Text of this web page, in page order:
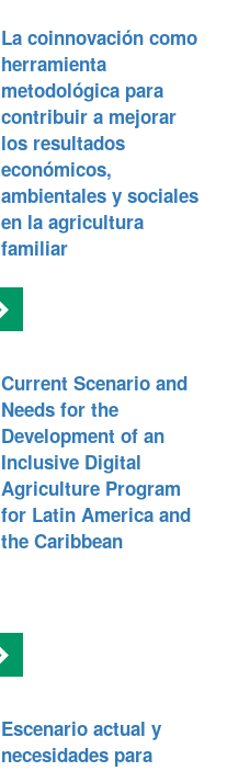
La coinnovación como
herramienta
metodológica para
contribuir a mejorar
los resultados
económicos,
ambientales y sociales
en la agricultura
familiar
Current Scenario and
Needs for the
Development of an
Inclusive Digital
Agriculture Program
for Latin America and
the Caribbean
Escenario actual y
necesidades para